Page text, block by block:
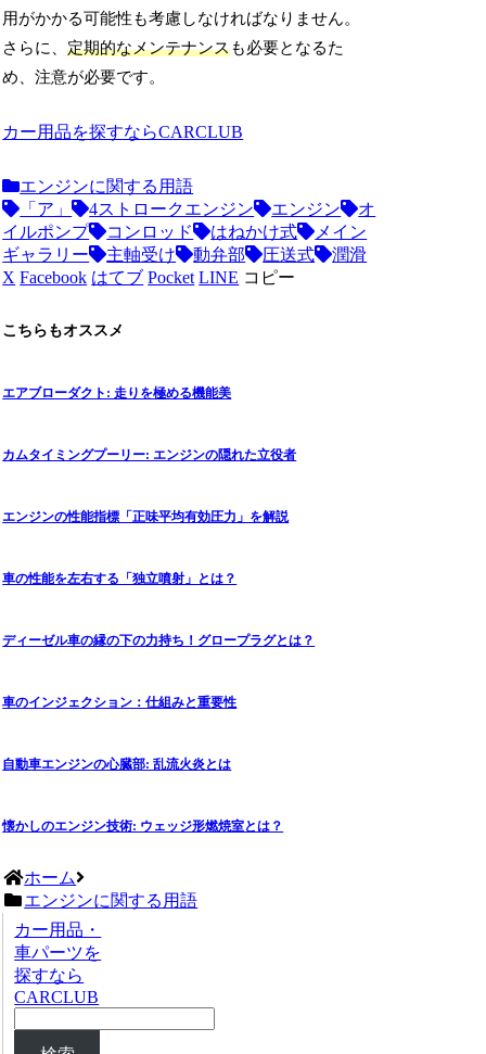
用がかかる可能性も考慮しなければなりません。
さらに、定期的なメンテナンスも必要となるた
め、注意が必要です。
カー用品を探すならCARCLUB
エンジンに関する用語
「ア」
4ストロークエンジン エンジン
オ
イルポンプ
コンロッド はねかけ式
メイン
ギャラリー
主軸受け 動弁部 圧送式
潤滑
X Facebook はてブ Pocket LINE コピー
こちらもオススメ
エアブローダクト: 走りを極める機能美
カムタイミングプーリー: エンジンの隠れた立役者
エンジンの性能指標「正味平均有効圧力」を解説
車の性能を左右する「独立噴射」とは？
ディーゼル車の縁の下の力持ち！グロープラグとは？
車のインジェクション：仕組みと重要性
自動車エンジンの心臓部: 乱流火炎とは
懐かしのエンジン技術: ウェッジ形燃焼室とは？
ホーム
エンジンに関する用語
カー用品・
車パーツを
探すなら
CARCLUB